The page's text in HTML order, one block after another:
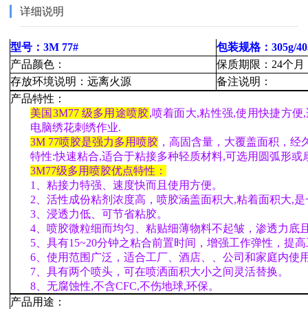
详细说明
型号：3M 77#
包装规格：305g/
产品颜色：
保质期限：24个月
存放环境说明：远离火源
备注说明：
产品特性：
美国3M77 级多用途喷胶,喷着面大,粘性强,使用快捷方
电脑绣花刺绣作业.
3M 77喷胶是强力多用喷胶 ，高固含量，大覆盖面积，
特性:快速粘合,适合于粘接多种轻质材料,可选用圆弧形或
3M77级多用喷胶优点特性：
1、粘接力特强、速度快而且使用方便。
2、活性成份粘剂浓度高，喷胶涵盖面积大,粘着面积大,
3、浸透力低、可节省粘胶。
4、喷胶微粒细而均匀、粘贴细薄物料不起皱，渗透力底
5、具有15~20分钟之粘合前置时间，增强工作弹性，提
6、使用范围广泛，适合工厂、酒店、、公司和家庭内使
7、具有两个喷头，可在喷洒面积大小之间灵活替换。
8、无腐蚀性,不含CFC,不伤地球,环保。
产品用途：